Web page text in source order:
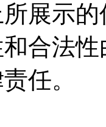
展示
合法
任。